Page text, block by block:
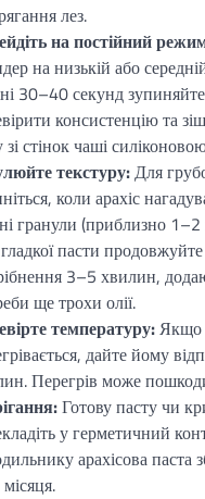
лез.
на постійний
на низькій або
30–40 секунд
консистенцію та
зі стінок чаші
текстуру:Для
коли арахіс
гранули (приблизно
пасти продовжуйте
3–5 хвилин,
ще трохи олії.
температуру:Якщо
дайте йому
Перегрів може
Готову пасту чи
у герметичний
арахісова паста